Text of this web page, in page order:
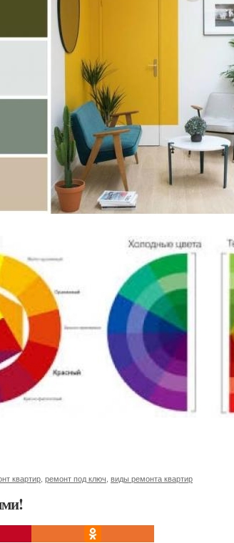
квартир, ремонт под ключ, виды ремонта квартир